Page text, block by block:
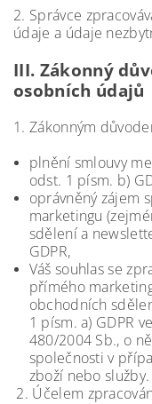
2. Správce
údaje a údaje
III. Zákonný
osobních údajů
1. Zákonným
plnění smlouvy
odst. 1 písm. b)
oprávněný zájem
marketingu
sdělení a
GDPR,
Váš souhlas se
přímého
obchodních
1 písm. a) GDPR
480/2004 Sb., o
společnosti v
zboží nebo služby.
2. Účelem